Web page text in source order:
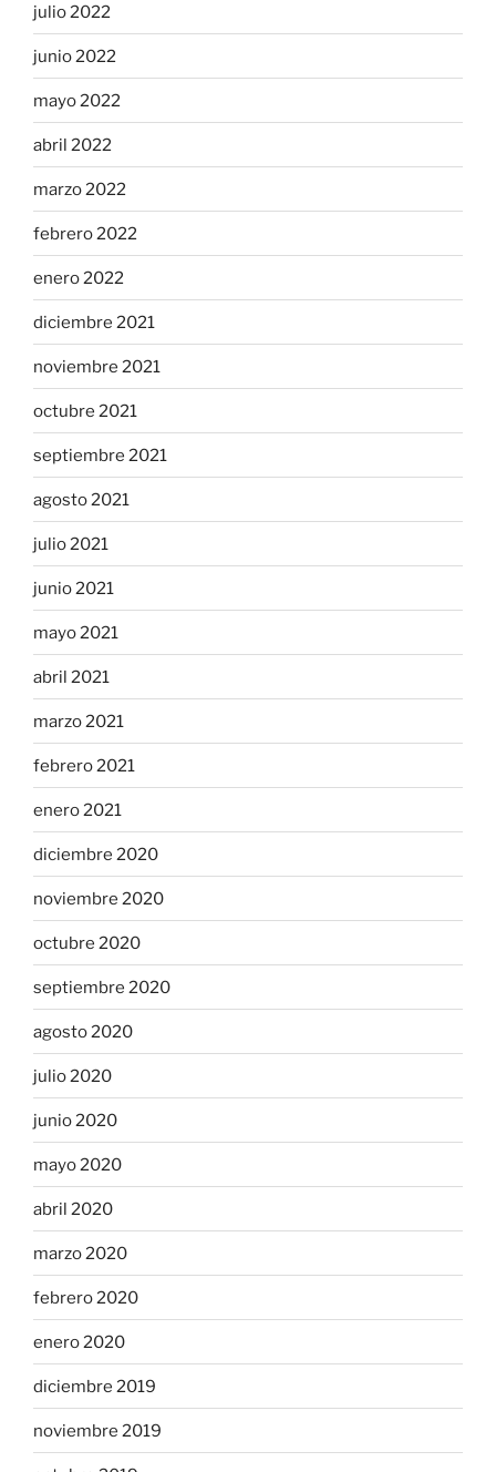
julio 2022
junio 2022
mayo 2022
abril 2022
marzo 2022
febrero 2022
enero 2022
diciembre 2021
noviembre 2021
octubre 2021
septiembre 2021
agosto 2021
julio 2021
junio 2021
mayo 2021
abril 2021
marzo 2021
febrero 2021
enero 2021
diciembre 2020
noviembre 2020
octubre 2020
septiembre 2020
agosto 2020
julio 2020
junio 2020
mayo 2020
abril 2020
marzo 2020
febrero 2020
enero 2020
diciembre 2019
noviembre 2019